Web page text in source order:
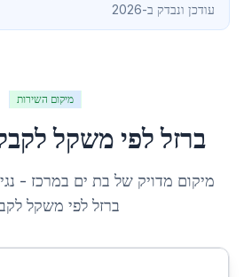
עודכן ונבדק ב-2026
מיקום השירות
ברזל לפי משקל
מיקום מדויק של בת ים במרכז -
ברזל לפי משקל